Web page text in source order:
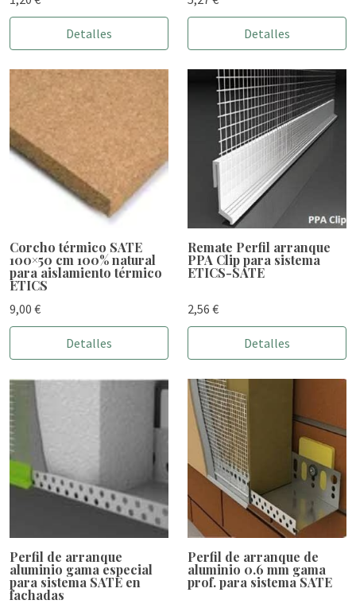
Detalles Detalles
Corcho térmico SATE
100×50 cm 100% natural
para aislamiento térmico
ETICS
9,00 €
Detalles
Remate Perfil arranque
PPA Clip para sistema
ETICS-SATE
2,56 €
Detalles
Perfil de arranque
aluminio gama especial
para sistema SATE en
fachadas
Perfil de arranque de
aluminio 0.6 mm gama
prof. para sistema SATE